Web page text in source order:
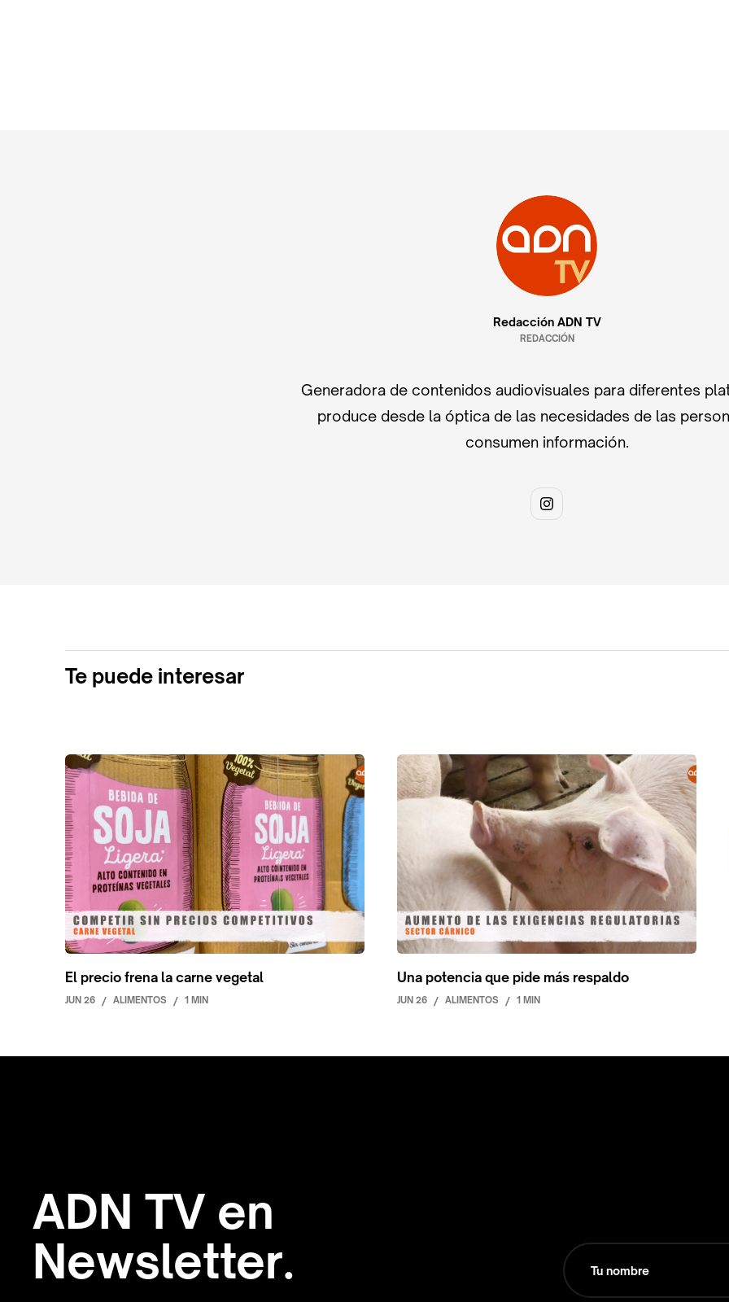
Redacción ADN TV
REDACCIÓN
Generadora de contenidos audiovisuales para diferentes
produce desde la óptica de las necesidades de las
consumen información.
Te puede interesar
El precio frena la carne vegetal
JUN 26 / ALIMENTOS / 1 MIN
Una potencia que pide más respaldo
JUN 26 / ALIMENTOS / 1 MIN
ADN TV en
Newsletter.